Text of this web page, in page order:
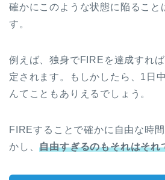
確かにこのような状態に陥ること
す。
例えば、独身でFIREを達成すれ
定されます。もしかしたら、1日
んてこともありえるでしょう。
FIREすることで確かに自由な時
かし、自由すぎるのもそれはそれ